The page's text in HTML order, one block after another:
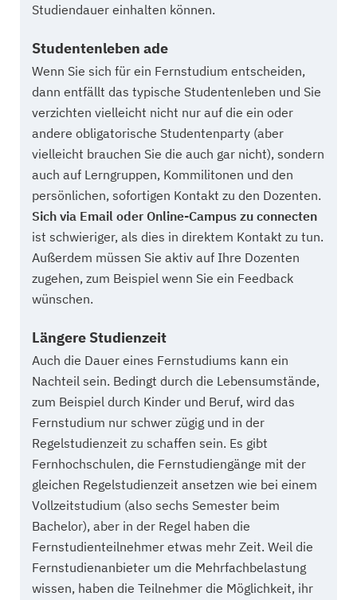
Studiendauer einhalten können.
Studentenleben ade
Wenn Sie sich für ein Fernstudium entscheiden,
dann entfällt das typische Studentenleben und Sie
verzichten vielleicht nicht nur auf die ein oder
andere obligatorische Studentenparty (aber
vielleicht brauchen Sie die auch gar nicht), sondern
auch auf Lerngruppen, Kommilitonen und den
persönlichen, sofortigen Kontakt zu den Dozenten.
Sich via Email oder Online-Campus zu connecten
ist schwieriger, als dies in direktem Kontakt zu tun.
Außerdem müssen Sie aktiv auf Ihre Dozenten
zugehen, zum Beispiel wenn Sie ein Feedback
wünschen.
Längere Studienzeit
Auch die Dauer eines Fernstudiums kann ein
Nachteil sein. Bedingt durch die Lebensumstände,
zum Beispiel durch Kinder und Beruf, wird das
Fernstudium nur schwer zügig und in der
Regelstudienzeit zu schaffen sein. Es gibt
Fernhochschulen, die Fernstudiengänge mit der
gleichen Regelstudienzeit ansetzen wie bei einem
Vollzeitstudium (also sechs Semester beim
Bachelor), aber in der Regel haben die
Fernstudienteilnehmer etwas mehr Zeit. Weil die
Fernstudienanbieter um die Mehrfachbelastung
wissen, haben die Teilnehmer die Möglichkeit, ihr